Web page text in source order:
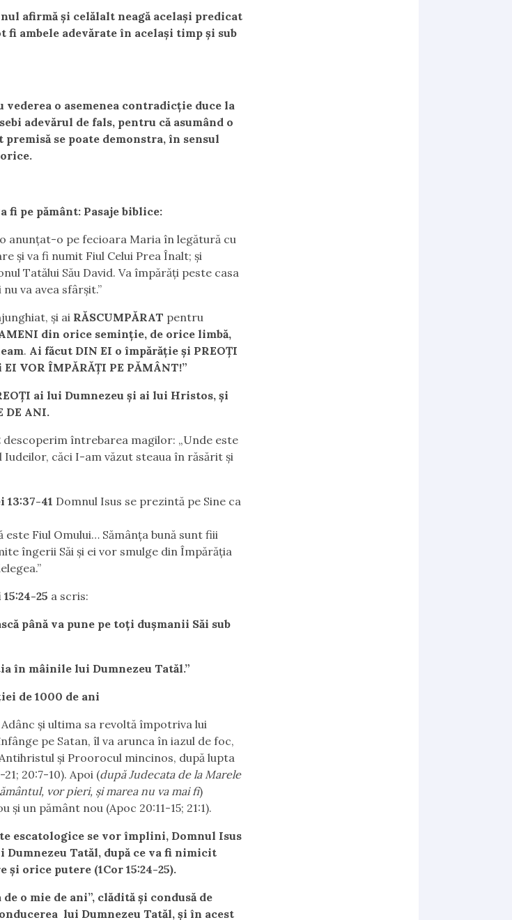
afirmă şi celălalt neagă acelaşi predicat
fi ambele adevărate în acelaşi timp şi sub
vederea o asemenea contradicţie duce la
adevărul de fals, pentru că asumând o
se poate demonstra, în sensul
fi pe pământ: Pasaje biblice:
anunţat-o pe fecioara Maria în legătură cu
şi va fi numit Fiul Celui Prea Înalt; şi
Tatălui Său David. Va împărăţi peste casa
va avea sfârşit.”
şi ai RĂSCUMPĂRAT pentru
din orice seminţie, de orice limbă,
. Ai făcut DIN EI o împărăţie şi PREOŢI
VOR ÎMPĂRĂŢI PE PĂMÂNT!”
ai lui Dumnezeu şi ai lui Hristos, şi
DE ANI.
descoperim întrebarea magilor: „Unde este
căci I-am văzut steaua în răsărit şi
13:37-41 Domnul Isus se prezintă pe Sine ca
este Fiul Omului… Sămânţa bună sunt fiii
îngerii Săi şi ei vor smulge din Împărăţia
25 a scris:
până va pune pe toţi duşmanii Săi sub
în mâinile lui Dumnezeu Tatăl.”
de 1000 de ani
și ultima sa revoltă împotriva lui
pe Satan, îl va arunca în iazul de foc,
și Proorocul mincinos, după lupta
20:7-10). Apoi (după Judecata de la Marele
vor pieri, și marea nu va mai fi)
și un pământ nou (Apoc 20:11-15; 21:1).
escatologice se vor împlini, Domnul Isus
Tatăl, după ce va fi nimicit
orice putere (1Cor 15:24-25).
o mie de ani”, clădită și condusă de
lui Dumnezeu Tatăl, și în acest